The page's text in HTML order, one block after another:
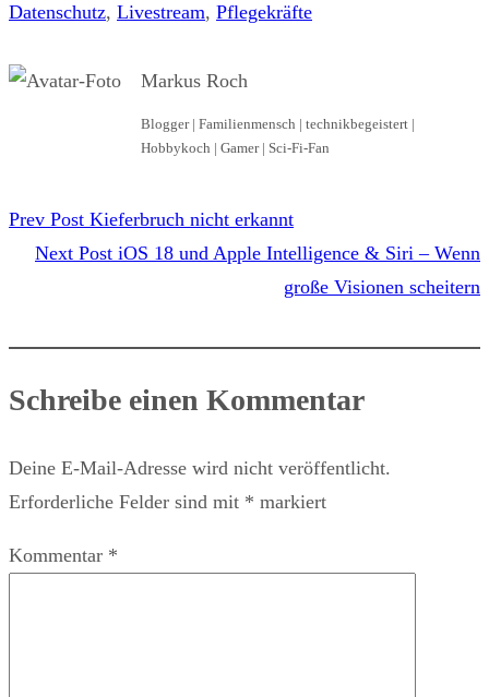
Datenschutz, Livestream, Pflegekräfte
Markus Roch
Blogger | Familienmensch | technikbegeistert |
Hobbykoch | Gamer | Sci-Fi-Fan
Prev Post Kieferbruch nicht erkannt
Next Post iOS 18 und Apple Intelligence & Siri – Wenn
große Visionen scheitern
Schreibe einen Kommentar
Deine E-Mail-Adresse wird nicht veröffentlicht.
Erforderliche Felder sind mit * markiert
Kommentar *